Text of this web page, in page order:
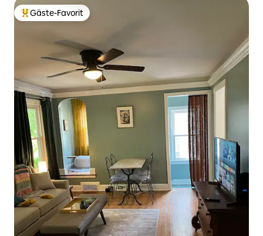
Beliebter Gäste-Favorit.
Gäste-Favorit